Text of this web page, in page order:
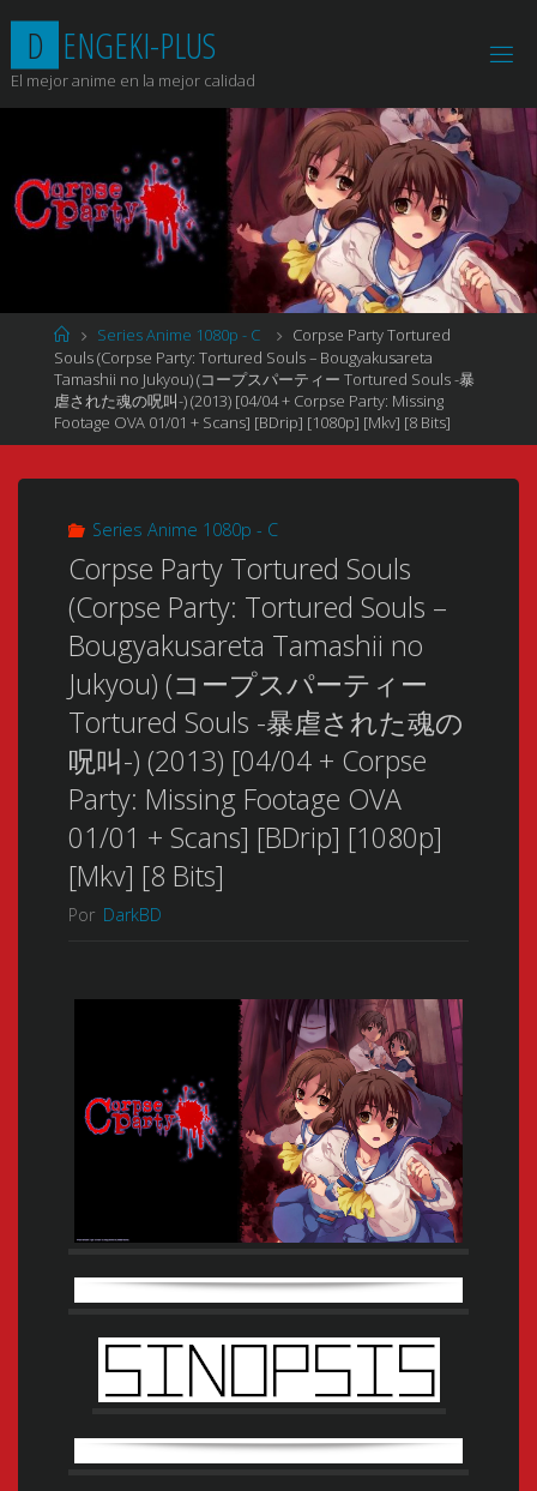
contenido
D ENGEKI-PLUS
El mejor anime en la mejor calidad
Página
de
Inicio
Series Anime 1080p - C
Corpse Party Tortured
Souls (Corpse Party: Tortured Souls – Bougyakusareta
Tamashii no Jukyou) (コープスパーティー Tortured Souls -暴
虐された魂の呪叫-) (2013) [04/04 + Corpse Party: Missing
Footage OVA 01/01 + Scans] [BDrip] [1080p] [Mkv] [8 Bits]
Series Anime 1080p - C
Corpse Party Tortured Souls
(Corpse Party: Tortured Souls –
Bougyakusareta Tamashii no
Jukyou) (コープスパーティー
Tortured Souls -暴虐された魂の
呪叫-) (2013) [04/04 + Corpse
Party: Missing Footage OVA
01/01 + Scans] [BDrip] [1080p]
[Mkv] [8 Bits]
Por DarkBD